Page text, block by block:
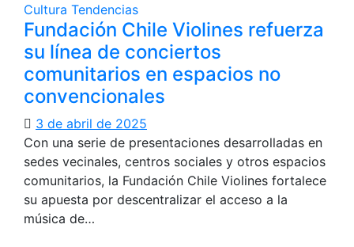
Cultura Tendencias
Fundación Chile Violines refuerza
su línea de conciertos
comunitarios en espacios no
convencionales
3 de abril de 2025
Con una serie de presentaciones desarrolladas en
sedes vecinales, centros sociales y otros espacios
comunitarios, la Fundación Chile Violines fortalece
su apuesta por descentralizar el acceso a la
música de…